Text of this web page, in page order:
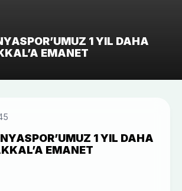
1 YIL DAHA
EMANET
1 YIL DAHA
EMANET